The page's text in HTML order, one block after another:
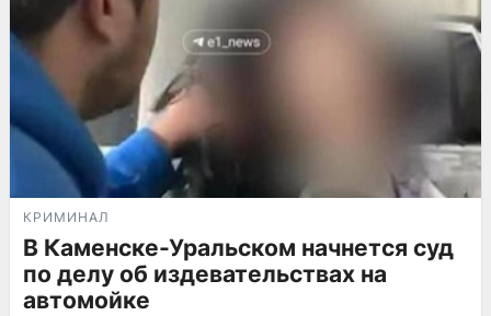
КРИМИНАЛ
В Каменске-Уральском начнется суд
по делу об издевательствах на
автомойке